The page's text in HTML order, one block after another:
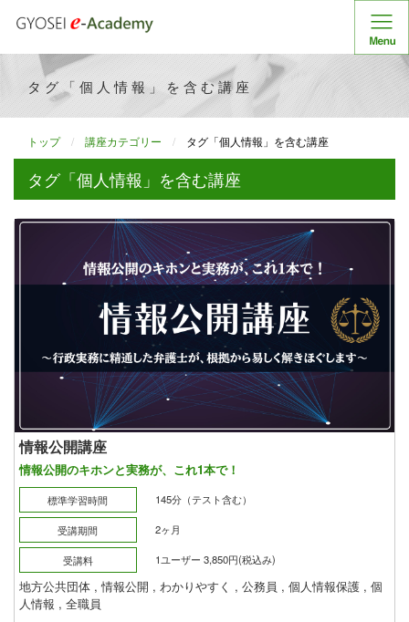
タグ「個人情報」を含む講座
トップ 講座カテゴリー タグ「個人情報」を含む講座
タグ「個人情報」を含む講座
情報公開講座
情報公開のキホンと実務が、これ1本で！
標準学習時間 145分（テスト含む）
受講期間 2ヶ月
受講料 1ユーザー 3,850円(税込み)
地方公共団体 ,情報公開 , わかりやすく , 公務員 , 個人情報保護 , 個
人情報 , 全職員